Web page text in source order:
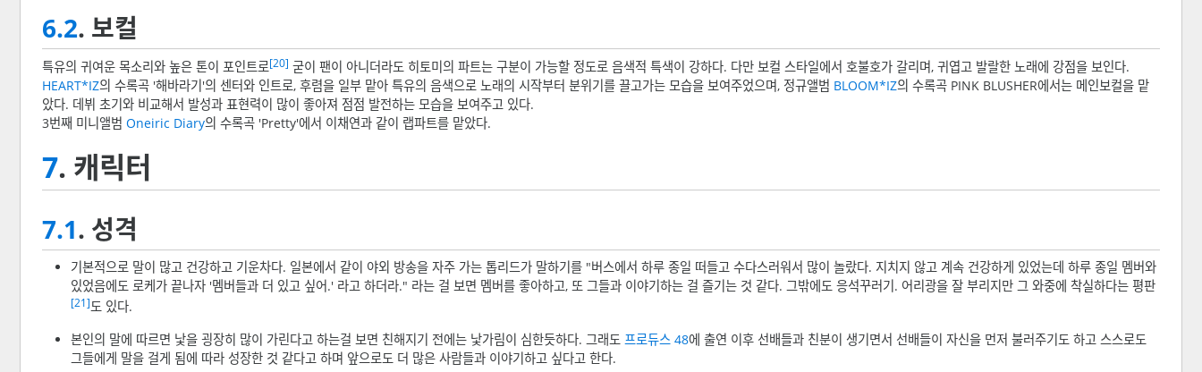
6.2. 보컬
특유의 귀여운 목소리와 높은 톤이 포인트로[20] 굳이 팬이 아니더라도 히토미의 파트는 구분이 가능할 정도로 음색적 특색이 강하다. 다만 보컬 스타일에서 호불호가 갈리며, 귀엽고 발랄한 노래에 강점을 보인다.
HEART*IZ의 수록곡 '해바라기'의 센터와 인트로, 후렴을 일부 맡아 특유의 음색으로 노래의 시작부터 분위기를 끌고가는 모습을 보여주었으며, 정규앨범 BLOOM*IZ의 수록곡 PINK BLUSHER에서는 메인보컬을 맡
았다. 데뷔 초기와 비교해서 발성과 표현력이 많이 좋아져 점점 발전하는 모습을 보여주고 있다.
3번째 미니앨범 Oneiric Diary의 수록곡 'Pretty'에서 이채연과 같이 랩파트를 맡았다.
7. 캐릭터
7.1. 성격
기본적으로 말이 많고 건강하고 기운차다. 일본에서 같이 야외 방송을 자주 가는 톱리드가 말하기를 "버스에서 하루 종일 떠들고 수다스러워서 많이 놀랐다. 지치지 않고 계속 건강하게 있었는데 하루 종일 멤버와
있었음에도 로케가 끝나자 '멤버들과 더 있고 싶어.' 라고 하더라." 라는 걸 보면 멤버를 좋아하고, 또 그들과 이야기하는 걸 즐기는 것 같다. 그밖에도 응석꾸러기. 어리광을 잘 부리지만 그 와중에 착실하다는 평판
[21] 도 있다.
본인의 말에 따르면 낯을 굉장히 많이 가린다고 하는걸 보면 친해지기 전에는 낯가림이 심한듯하다. 그래도 프로듀스 48에 출연 이후 선배들과 친분이 생기면서 선배들이 자신을 먼저 불러주기도 하고 스스로도
그들에게 말을 걸게 됨에 따라 성장한 것 같다고 하며 앞으로도 더 많은 사람들과 이야기하고 싶다고 한다.